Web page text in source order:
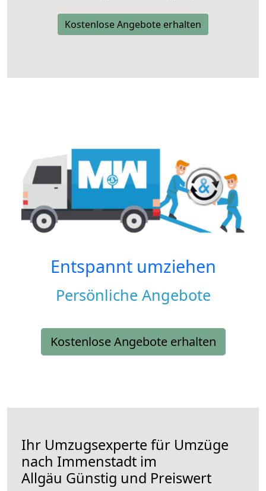
Kostenlose Angebote erhalten
Entspannt umziehen
Persönliche Angebote
Kostenlose Angebote erhalten
Ihr Umzugsexperte für Umzüge
nach Immenstadt im
Allgäu Günstig und Preiswert